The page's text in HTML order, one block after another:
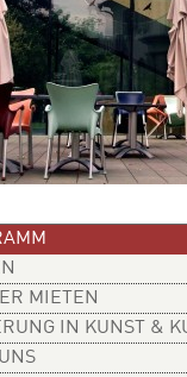
MIETEN
IN KUNST &